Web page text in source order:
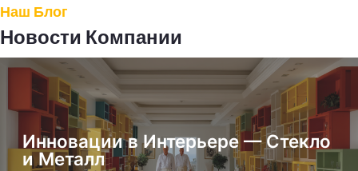
Наш Блог
Новости Компании
Инновации в Интерьере — Стекло
и Металл
Освещение как Искусство в
Современном Интерьере